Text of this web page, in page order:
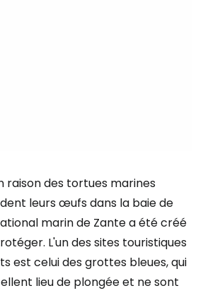
raison des tortues marines
leurs œufs dans la baie de
marin de Zante a été créé
L'un des sites touristiques
est celui des grottes bleues, qui
lieu de plongée et ne sont